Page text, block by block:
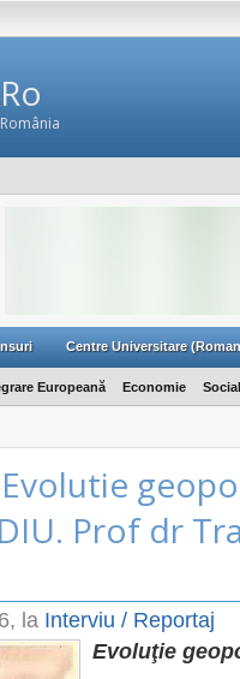
Centre Universitare
Europeană Economie Social
Prof dr
, la Interviu / Reportaj
Evoluţie